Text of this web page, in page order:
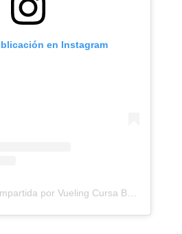
en Instagram
Una publicación compartida por Vueling Cursa Bombers Barcelona (@cursadebombers)